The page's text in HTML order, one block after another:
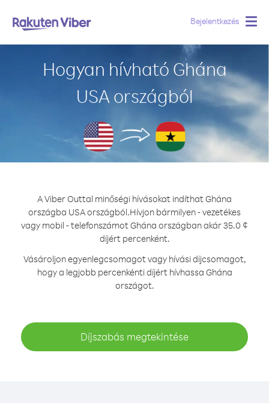
Bejelentkezés
Hogyan hívható Ghána
USA országból
A Viber Outtal minőségi hívásokat indíthat Ghána
országba USA országból.Hívjon bármilyen - vezetékes
vagy mobil - telefonszámot Ghána országban akár 35.0 ¢
díjért percenként.
Vásároljon egyenlegcsomagot vagy hívási díjcsomagot,
hogy a legjobb percenkénti díjért hívhassa Ghána
országot.
Díjszabás megtekintése